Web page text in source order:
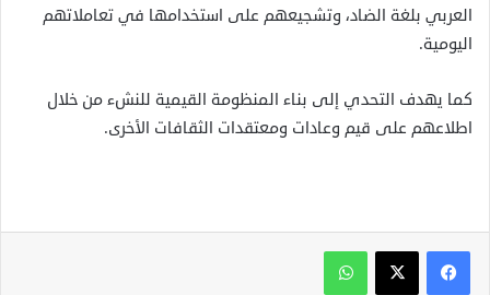
العربي بلغة الضاد، وتشجيعهم على استخدامها في تعاملاتهم
اليومية.
كما يهدف التحدي إلى بناء المنظومة القيمية للنشء من خلال
اطلاعهم على قيم وعادات ومعتقدات الثقافات الأخرى.
واتساب